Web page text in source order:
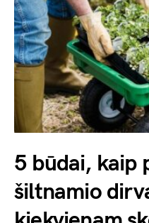
5 būdai, kaip
šiltnamio